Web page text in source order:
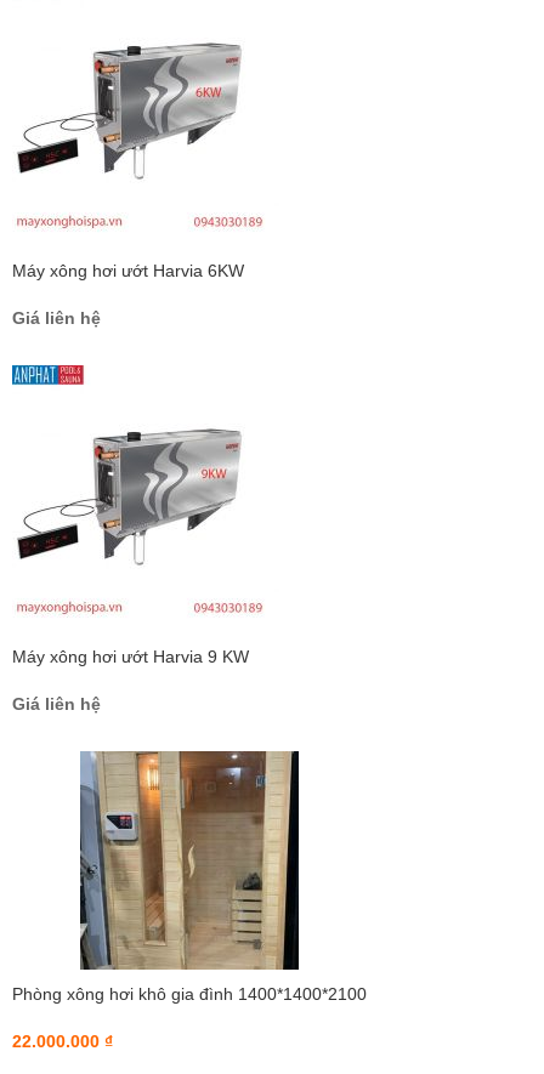
Máy xông hơi ướt Harvia 6KW
Giá liên hệ
Máy xông hơi ướt Harvia 9 KW
Giá liên hệ
Phòng xông hơi khô gia đình 1400*1400*2100
22.000.000 ₫